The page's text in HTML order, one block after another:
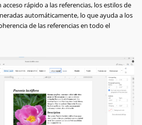
rápido a las referencias, los estilos de
automáticamente, lo que ayuda a los
de las referencias en todo el